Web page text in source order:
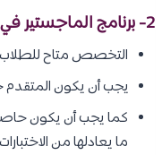
2- برنامج الماجستير في علوم الرياضيات :
التخصص متاح
يجب أن يكون
ما يعادلها من